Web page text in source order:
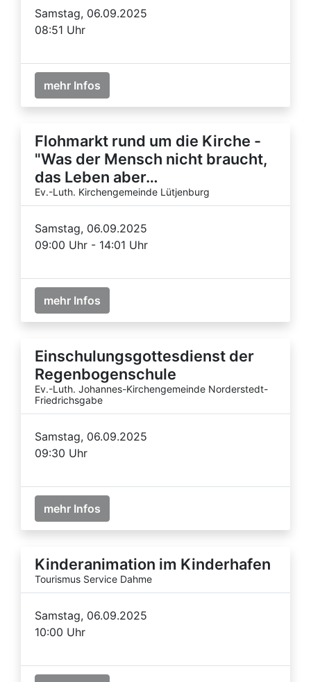
Samstag, 06.09.2025
08:51 Uhr
mehr Infos
Flohmarkt rund um die Kirche -
"Was der Mensch nicht braucht,
das Leben aber…
Ev.-Luth. Kirchengemeinde Lütjenburg
Samstag, 06.09.2025
09:00 Uhr - 14:01 Uhr
mehr Infos
Einschulungsgottesdienst der
Regenbogenschule
Ev.-Luth. Johannes-Kirchengemeinde Norderstedt-
Friedrichsgabe
Samstag, 06.09.2025
09:30 Uhr
mehr Infos
Kinderanimation im Kinderhafen
Tourismus Service Dahme
Samstag, 06.09.2025
10:00 Uhr